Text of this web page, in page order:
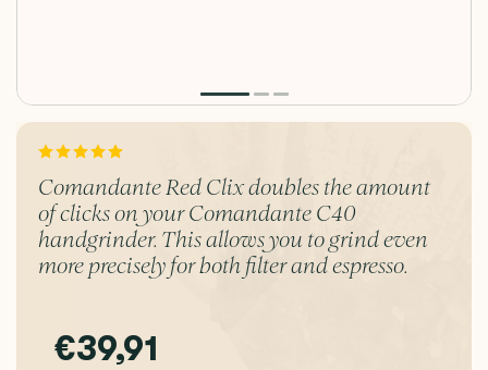
Comandante Red Clix doubles the amount
of clicks on your Comandante C40
handgrinder. This allows you to grind even
more precisely for both filter and espresso.
€39,91